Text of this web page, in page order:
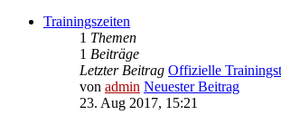
Trainingszeiten
1 Themen
1 Beiträge
Letzter Beitrag Offizielle
von admin Neuester Beitrag
23. Aug 2017, 15:21